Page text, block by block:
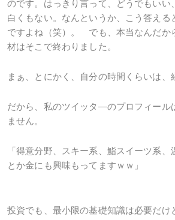
のです。はっきり言って、どうでもいい
白くもない。なんというか、こう答える
ですよね（笑）。 でも、本当なんだか
材はそこで終わりました。
まぁ、とにかく、自分の時間くらいは、
だから、私のツイッタ―のプロフィール
ません。
「得意分野、スキー系、鮨スイーツ系
とか金にも興味もってますｗｗ」
投資でも、最小限の基礎知識は必要だけ